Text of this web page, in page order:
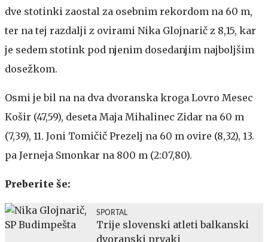
dve stotinki zaostal za osebnim rekordom na 60 m,
ter na tej razdalji z ovirami Nika Glojnarič z 8,15, kar
je sedem stotink pod njenim dosedanjim najboljšim
dosežkom.
Osmi je bil na na dva dvoranska kroga Lovro Mesec
Košir (47,59), deseta Maja Mihalinec Zidar na 60 m
(7,39), 11. Joni Tomičič Prezelj na 60 m ovire (8,32), 13.
pa Jerneja Smonkar na 800 m (2:07,80).
Preberite še:
SPORTAL
Trije slovenski atleti balkanski
dvoranski prvaki